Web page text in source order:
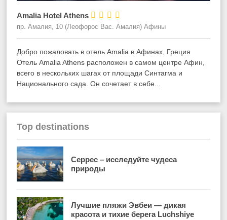
Amalia Hotel Athens 



пр. Амалия, 10 (Леофорос Вас. Амалия) Афины
Добро пожаловать в отель Amalia в Афинах, Греция
Отель Amalia Athens расположен в самом центре Афин,
всего в нескольких шагах от площади Синтагма и
Национального сада. Он сочетает в себе...
Top destinations
Серрес – исследуйте чудеса
природы
Лучшие пляжи Эвбеи — дикая
красота и тихие берега Luchshiye